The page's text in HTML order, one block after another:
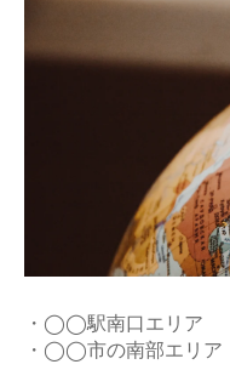
・◯◯駅南口エリア
・◯◯市の南部エリア